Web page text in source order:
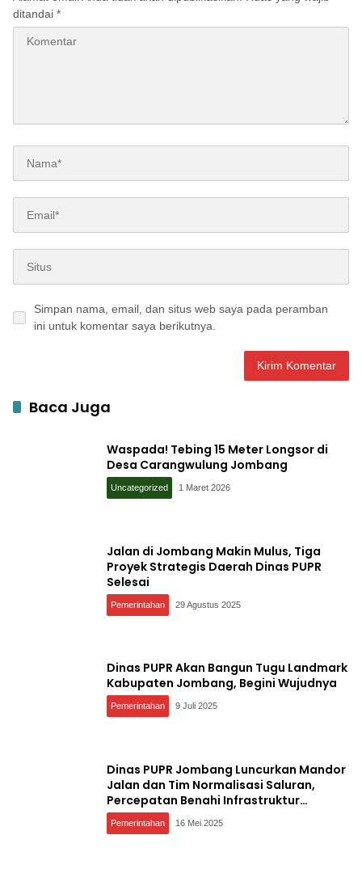
ditandai *
Simpan nama, email, dan situs web saya pada peramban
ini untuk komentar saya berikutnya.
Baca Juga
Waspada! Tebing 15 Meter Longsor di
Desa Carangwulung Jombang
Uncategorized 1 Maret 2026
Jalan di Jombang Makin Mulus, Tiga
Proyek Strategis Daerah Dinas PUPR
Selesai
Pemerintahan 29 Agustus 2025
Dinas PUPR Akan Bangun Tugu Landmark
Kabupaten Jombang, Begini Wujudnya
Pemerintahan 9 Juli 2025
Dinas PUPR Jombang Luncurkan Mandor
Jalan dan Tim Normalisasi Saluran,
Percepatan Benahi Infrastruktur
Kabupaten
Pemerintahan 16 Mei 2025